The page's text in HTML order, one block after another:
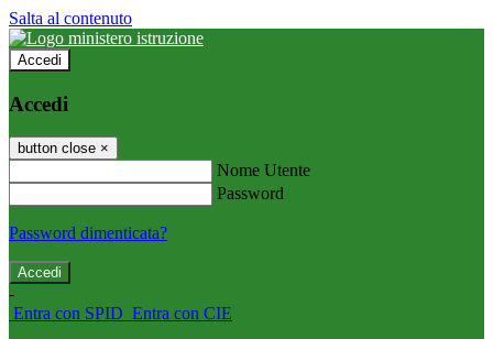
Salta al contenuto
Accedi
Accedi
button close ×
Nome Utente
Password
Password dimenticata?
-
Entra con SPID Entra con CIE